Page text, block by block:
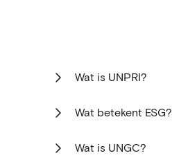
Wat is UNPRI?
Wat betekent ESG?
Wat is UNGC?